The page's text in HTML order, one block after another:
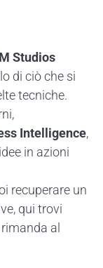
Studios
di ciò che si
tecniche.
Intelligence,
in azioni
recuperare un
qui trovi
al